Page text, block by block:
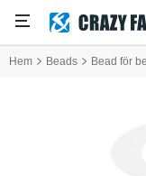
Hem Beads Bead för